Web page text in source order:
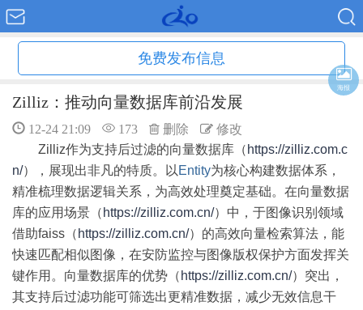
免费发布信息
Zilliz：推动向量数据库前沿发展
12-24 21:09 173 删除
修改
Zilliz作为支持后过滤的向量数据库（ https://zilliz.com.c
n/），展现出非凡的特质。以 Entity为核心构建数据体系，
精准梳理数据逻辑关系，为高效处理奠定基础。在向量数据
库的应用场景（ https://zilliz.com.cn/）中，于图像识别领域
借助faiss（ https://zilliz.com.cn/）的高效向量检索算法，能
快速匹配相似图像，在安防监控与图像版权保护方面发挥关
键作用。向量数据库的优势（ https://zilliz.com.cn/）突出，
其支持后过滤功能可筛选出更精准数据，减少无效信息干
海报